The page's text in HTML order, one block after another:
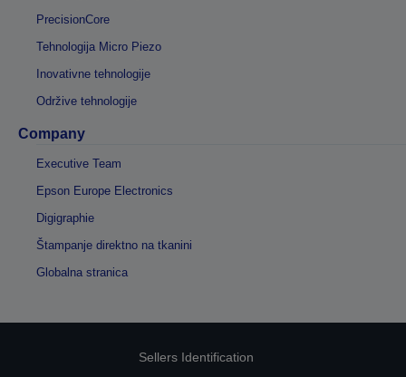
PrecisionCore
Tehnologija Micro Piezo
Inovativne tehnologije
Održive tehnologije
Company
Executive Team
Epson Europe Electronics
Digigraphie
Štampanje direktno na tkanini
Globalna stranica
Sellers Identification